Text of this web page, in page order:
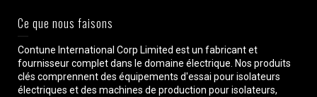
Ce que nous faisons
Contune International Corp Limited est un fabricant et
fournisseur complet dans le domaine électrique. Nos produits
clés comprennent des équipements d'essai pour isolateurs
électriques et des machines de production pour isolateurs,